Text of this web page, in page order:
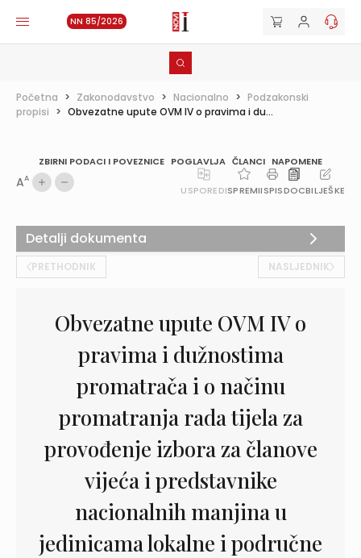
NN 85/2026
Početna > Zakonodavstvo > Nacionalno > Podzakonski
propisi > Obvezatne upute OVM IV o pravima i du...
ZBIRNI PODACI I POVEZNICE POGLAVLJA ČLANCI NAPOMENE
AA
USPOREDISPREMIISPISDOCBILJEŠKE
PRETHODNIK NASLJEDNIK
Obvezatne upute OVM IV o
pravima i dužnostima
promatrača i o načinu
promatranja rada tijela za
provođenje izbora za članove
vijeća i predstavnike
nacionalnih manjina u
jedinicama lokalne i područne
Detalji dokumenta